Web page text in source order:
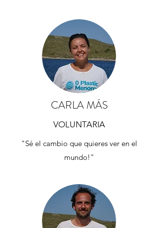
CARLA MÁS
VOLUNTARIA
"Sé el cambio que quieres ver en el
mundo!"